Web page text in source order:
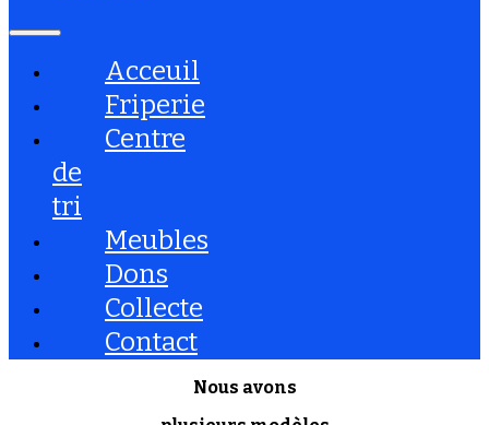
Acceuil
Friperie
Centre
de
tri
Meubles
Dons
Collecte
Contact
Nous avons